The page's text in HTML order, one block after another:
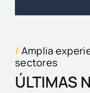
/ Amplia
sectores
ÚLTIMAS